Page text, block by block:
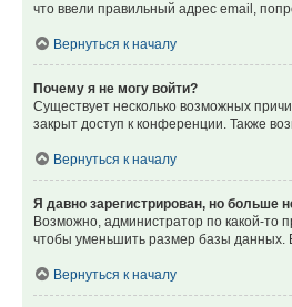
что ввели правильный адрес email,
Вернуться к началу
Почему я не могу войти?
Существует несколько возможных
закрыт доступ к конференции. Также
Вернуться к началу
Я давно зарегистрирован, но больше
Возможно, администратор по какой-то
чтобы уменьшить размер базы данных.
Вернуться к началу